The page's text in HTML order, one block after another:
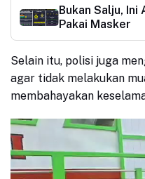
Bukan Salju, Ini
Pakai Masker
Selain itu, polisi juga
agar tidak melakukan
membahayakan
Pemutar
Video